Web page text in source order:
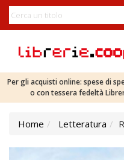
Per gli acquisti online: spese di
o con tessera fedeltà
Home Letteratura